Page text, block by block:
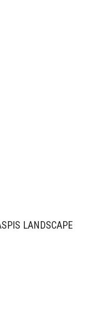
LANDSCAPE